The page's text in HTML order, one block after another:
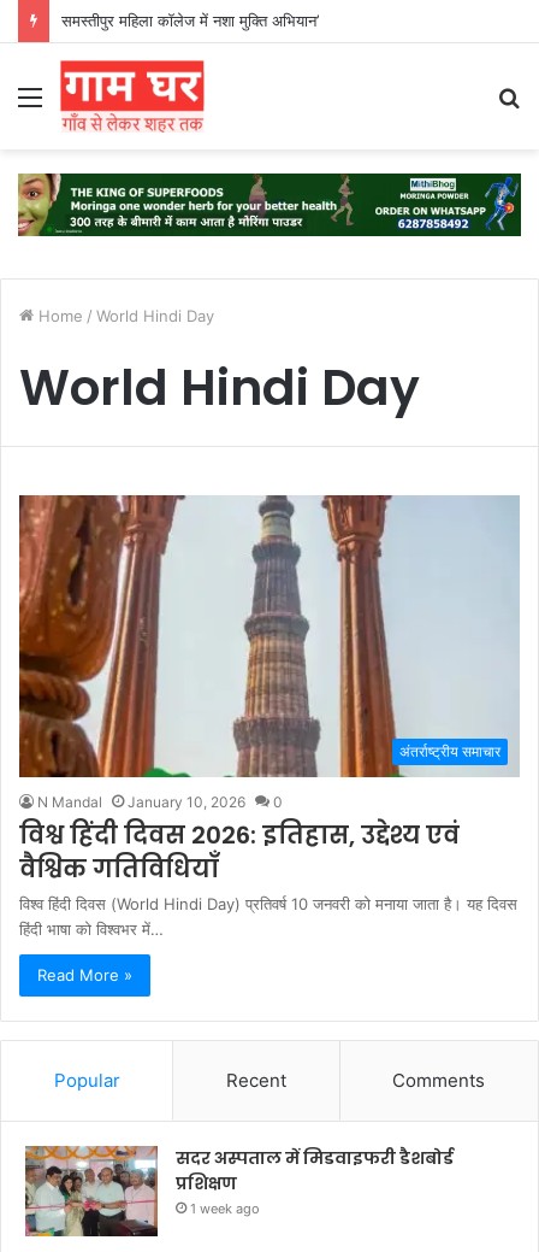
समस्तीपुर महिला कॉलेज में नशा मुक्ति अभियान’
Menu
Home / World Hindi Day
World Hindi Day
अंतर्राष्ट्रीय समाचार
N Mandal January 10, 2026 0
विश्व हिंदी दिवस 2026: इतिहास, उद्देश्य एवं
वैश्विक गतिविधियाँ
विश्व हिंदी दिवस (World Hindi Day) प्रतिवर्ष 10 जनवरी को मनाया जाता है। यह दिवस
हिंदी भाषा को विश्वभर में…
Read More »
Popular Recent Comments
सदर अस्पताल में मिडवाइफरी डैशबोर्ड
प्रशिक्षण
1 week ago